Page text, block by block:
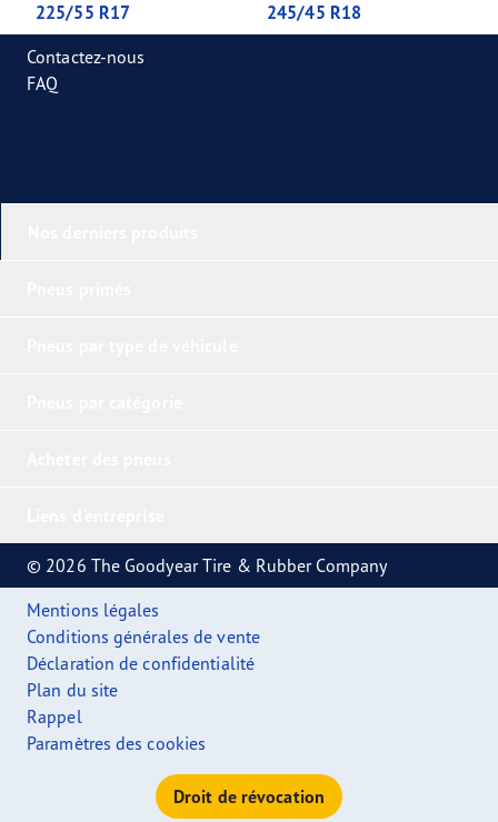
225/55 R17
245/45 R18
Contactez-nous
FAQ
© 2026 The Goodyear Tire & Rubber Company
Mentions légales
Conditions générales de vente
Déclaration de confidentialité
Plan du site
Rappel
Paramètres des cookies
Droit de révocation